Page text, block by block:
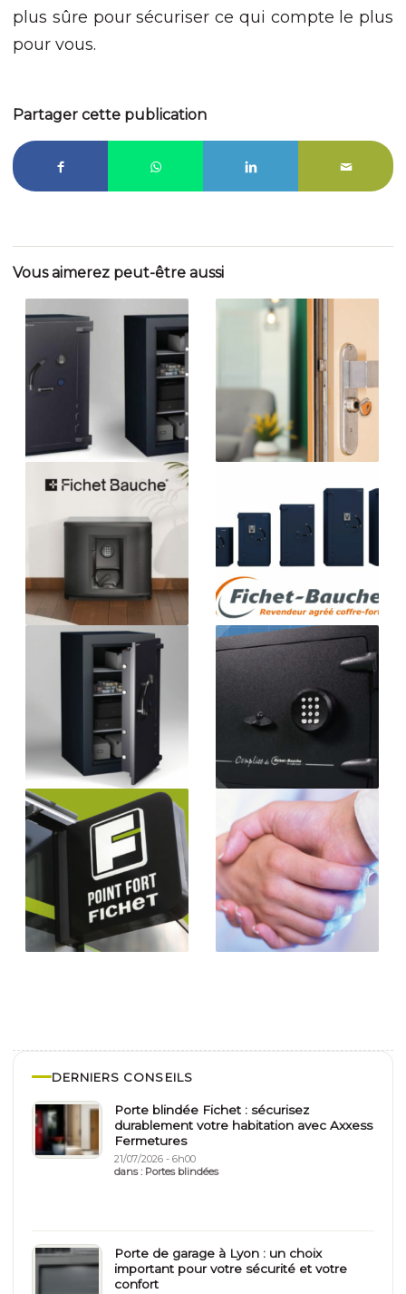
plus sûre pour sécuriser ce qui compte le plus
pour vous.
Partager cette publication
Vous aimerez peut-être aussi
DERNIERS CONSEILS
Porte blindée Fichet : sécurisez
durablement votre habitation avec Axxess
Fermetures
21/07/2026 - 6h00
dans : Portes blindées
Porte de garage à Lyon : un choix
important pour votre sécurité et votre
confort